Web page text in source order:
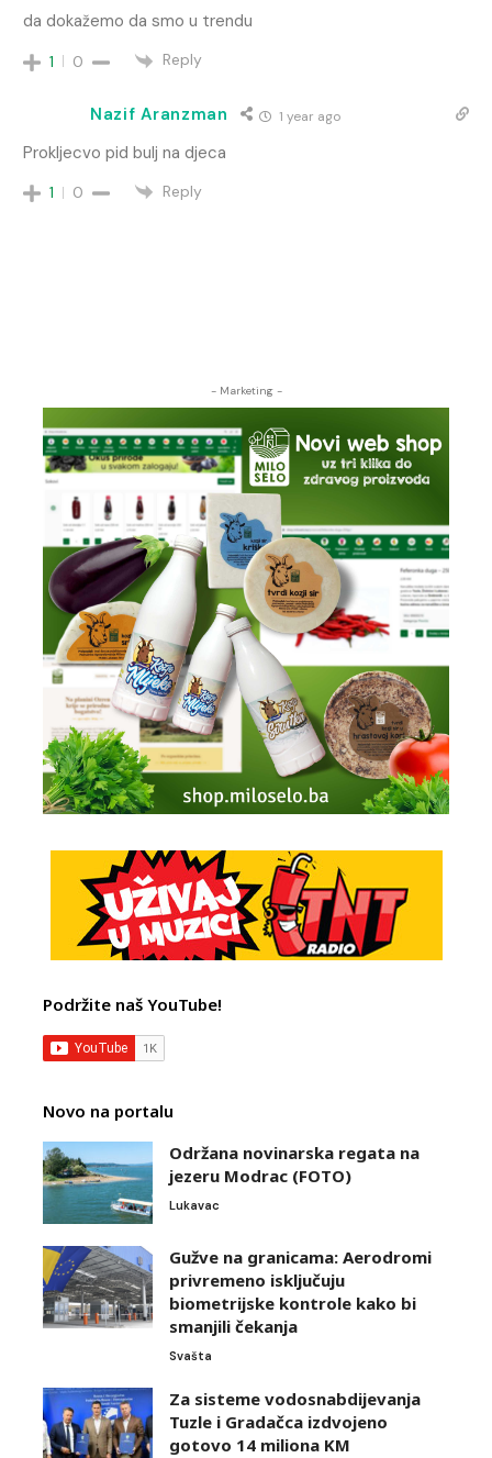
da dokažemo da smo u trendu
1 0 Reply
Nazif Aranzman 1 year ago
Prokljecvo pid bulj na djeca
1 0 Reply
- Marketing -
Podržite naš YouTube!
Novo na portalu
Održana novinarska regata na
jezeru Modrac (FOTO)
Lukavac
Gužve na granicama: Aerodromi
privremeno isključuju
biometrijske kontrole kako bi
smanjili čekanja
Svašta
Za sisteme vodosnabdijevanja
Tuzle i Gradačca izdvojeno
gotovo 14 miliona KM